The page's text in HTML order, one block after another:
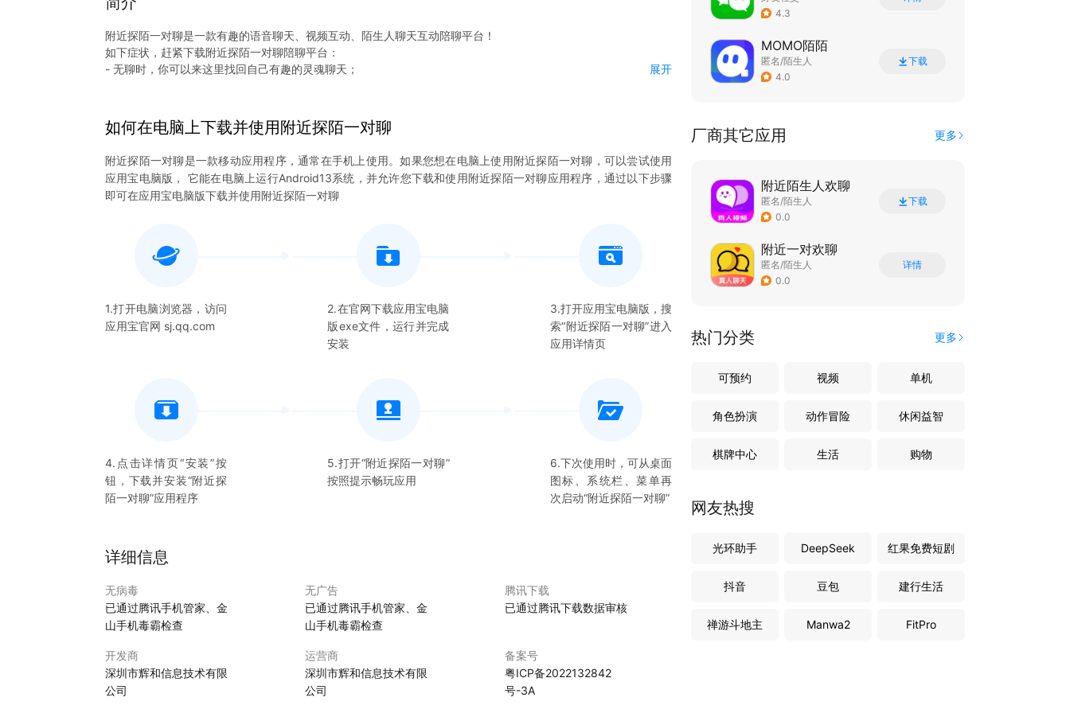
附近探陌一对聊是一款有趣的语音聊天、视频互动、陌生人聊天互动陪聊平台！
如下症状，赶紧下载附近探陌一对聊陪聊平台：
- 无聊时，你可以来这里找回自己有趣的灵魂聊天；
- 没事时，你可以来这里附近的人，语音聊天更加畅快，找到你独立的私密空间；
- 空虚时，你可以来这里和陌生人语音亲密互动，夜晚不再默默伤心；
- 失眠时，你可以来这里聊天互动，各种闲聊，分享趣味话题，书写属于你的日记；
附近探陌一对聊,新颖语音聊天互动方式，语音聊天更畅快，发现身边喜欢聊天互动的寂寞灵魂，来场不一样的同城
聊天，附近探陌一对聊开启不一样的语音聊天互动新方式：
（默默聊天）和有趣的灵魂整夜聊天聊不停，吹牛闲聊，陌生人互动聊天、陪聊神器。
（探默语音）附近聊天软件，附近探陌一对聊，漂流瓶式寻找陌生人，线上语音聊天视频亲密互动，聊天不再默默
（视频聊天）感情就要步步为营，人人都可以找到自己的聊伴，找到有趣的ta，书写属于的情感日记。
心动不如行动，赶紧下载附近探陌一对聊app，一同在附近探陌一对聊里来场不一样的体验吧，别忘记给我们打分和
评论哟，快一起来玩吧！
展开
如何在电脑上下载并使用附近探陌一对聊
附近探陌一对聊是一款移动应用程序，通常在手机上使用。如果您想在电脑上使用附近探陌一对聊 ，可以尝试使用
应用宝电脑版， 它能在电脑上运行Android13系统，并允许您下载和使用附近探陌一对聊应用程序，通过以下步骤
即可在应用宝电脑版下载并使用附近探陌一对聊
1.打开电脑浏览器，访问
应用宝官网 sj.qq.com
2.在官网下载应用宝电脑
版exe文件，运行并完成
安装
3.打开应用宝电脑版，搜
索“附近探陌一对聊”进入
应用详情页
4.点击详情页“安装”按
钮，下载并安装“附近探
陌一对聊”应用程序
5.打开“附近探陌一对聊”
按照提示畅玩应用
6.下次使用时，可从桌面
图标、系统栏、菜单再
次启动“附近探陌一对聊”
详细信息
无病毒
已通过腾讯手机管家、金
山手机毒霸检查
无广告
已通过腾讯手机管家、金
山手机毒霸检查
腾讯下载
已通过腾讯下载数据审核
开发商
深圳市辉和信息技术有限
公司
运营商
深圳市辉和信息技术有限
公司
备案号
粤ICP备2022132842
号-3A
4.3
MOMO陌陌
匿名/陌生人
4.0
下载
厂商其它应用 更多
附近陌生人欢聊
匿名/陌生人
0.0
下载
附近一对欢聊
匿名/陌生人
0.0
详情
热门分类 更多
可预约 视频 单机
角色扮演 动作冒险 休闲益智
棋牌中心 生活 购物
网友热搜
光环助手 DeepSeek 红果免费短剧
抖音 豆包 建行生活
禅游斗地主 Manwa2 FitPro